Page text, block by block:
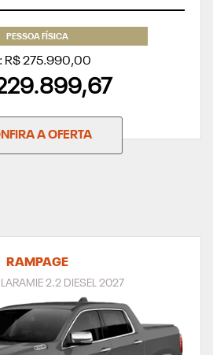
PESSOA FÍSICA
R$ 275.990,00
A OFERTA
RAMPAGE
LARAMIE 2.2 DIESEL 2027